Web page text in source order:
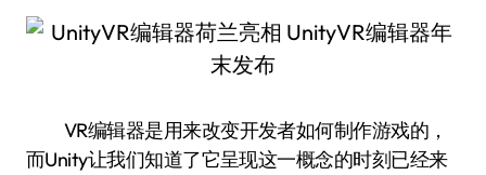
VR编辑器是用来改变开发者如何制作游戏的，
而Unity让我们知道了它呈现这一概念的时刻已经来